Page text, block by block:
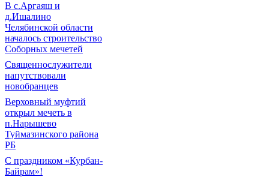
В с.Аргаяш и
д.Ишалино
Челябинской области
началось строительство
Соборных мечетей
Священнослужители
напутствовали
новобранцев
Верховный муфтий
открыл мечеть в
п.Нарышево
Туймазинского района
РБ
С праздником «Курбан-
Байрам»!